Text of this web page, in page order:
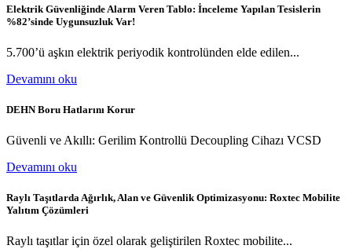
Elektrik Güvenliğinde Alarm Veren Tablo: İnceleme Yapılan Tesislerin
%82’sinde Uygunsuzluk Var!
5.700’ü aşkın elektrik periyodik kontrolünden elde edilen...
Devamını oku
DEHN Boru Hatlarını Korur
Güvenli ve Akıllı: Gerilim Kontrollü Decoupling Cihazı VCSD
Devamını oku
Raylı Taşıtlarda Ağırlık, Alan ve Güvenlik Optimizasyonu: Roxtec Mobilite
Yalıtım Çözümleri
Raylı taşıtlar için özel olarak geliştirilen Roxtec mobilite...